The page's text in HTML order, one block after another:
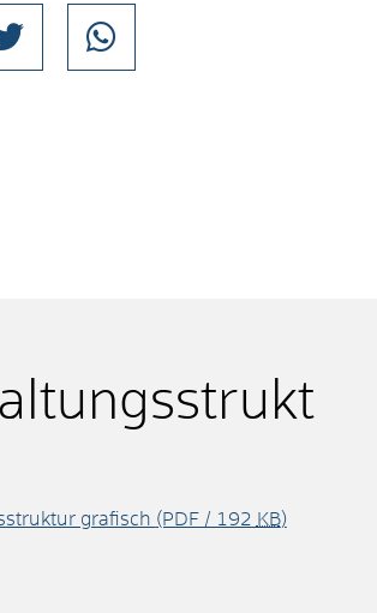
grafisch (PDF / 192 KB)